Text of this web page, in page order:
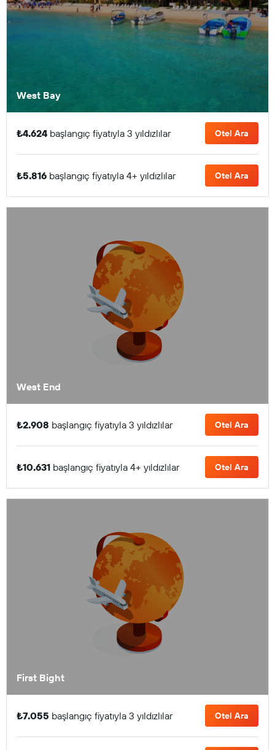
West Bay
₺4.624 başlangıç fiyatıyla 3 yıldızlılar Otel Ara
₺5.816 başlangıç fiyatıyla 4+ yıldızlılar Otel Ara
West End
₺2.908 başlangıç fiyatıyla 3 yıldızlılar Otel Ara
₺10.631 başlangıç fiyatıyla 4+ yıldızlılar Otel Ara
First Bight
₺7.055 başlangıç fiyatıyla 3 yıldızlılar Otel Ara